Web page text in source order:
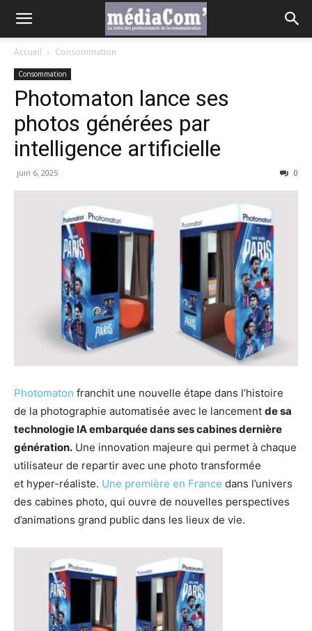
Accueil Consommation
Consommation
Photomaton lance ses
photos générées par
intelligence artificielle
juin 6, 2025 0
Photomaton franchit une nouvelle étape dans l’histoire
de la photographie automatisée avec le lancement de sa
technologie IA embarquée dans ses cabines dernière
génération. Une innovation majeure qui permet à chaque
utilisateur de repartir avec une photo transformée
et hyper-réaliste. Une première en France dans l’univers
des cabines photo, qui ouvre de nouvelles perspectives
d’animations grand public dans les lieux de vie.